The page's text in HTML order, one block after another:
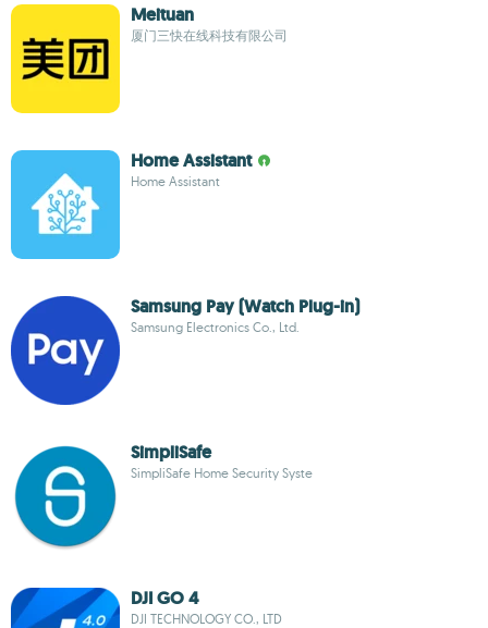
Meituan
厦门三快在线科技有限公司
Home Assistant
Home Assistant
Samsung Pay (Watch Plug-in)
Samsung Electronics Co., Ltd.
SimpliSafe
SimpliSafe Home Security Syste
DJI GO 4
DJI TECHNOLOGY CO., LTD